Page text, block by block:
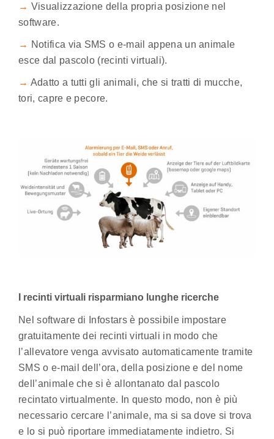
→ Visualizzazione della propria posizione nel
software.
→ Notifica via SMS o e-mail appena un animale
esce dal pascolo (recinti virtuali).
→ Adatto a tutti gli animali, che si tratti di mucche,
tori, capre e pecore.
I recinti virtuali risparmiano lunghe ricerche
Nel software di Infostars è possibile impostare
gratuitamente dei recinti virtuali in modo che
l’allevatore venga avvisato automaticamente tramite
SMS o e-mail dell’ora, della posizione e del nome
dell’animale che si è allontanato dal pascolo
recintato virtualmente. In questo modo, non è più
necessario cercare l’animale, ma si sa dove si trova
e lo si può riportare immediatamente indietro. Si